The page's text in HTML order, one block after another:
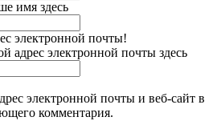
имя здесь
электронной почты!
адрес электронной почты здесь
электронной почты и веб-сайт в
комментария.